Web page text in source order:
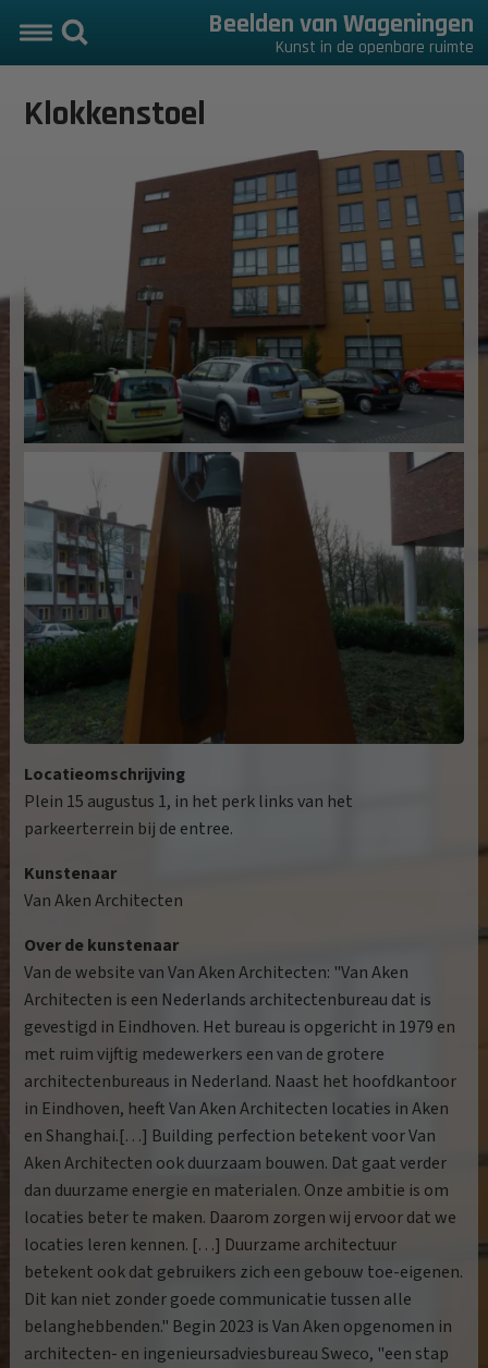
Beelden van Wageningen
Kunst in de openbare ruimte
Klokkenstoel
Locatieomschrijving
Plein 15 augustus 1, in het perk links van het
parkeerterrein bij de entree.
Kunstenaar
Van Aken Architecten
Over de kunstenaar
Van de website van Van Aken Architecten: "Van Aken
Architecten is een Nederlands architectenbureau dat is
gevestigd in Eindhoven. Het bureau is opgericht in 1979 en
met ruim vijftig medewerkers een van de grotere
architectenbureaus in Nederland. Naast het hoofdkantoor
in Eindhoven, heeft Van Aken Architecten locaties in Aken
en Shanghai.[…] Building perfection betekent voor Van
Aken Architecten ook duurzaam bouwen. Dat gaat verder
dan duurzame energie en materialen. Onze ambitie is om
locaties beter te maken. Daarom zorgen wij ervoor dat we
locaties leren kennen. […] Duurzame architectuur
betekent ook dat gebruikers zich een gebouw toe-eigenen.
Dit kan niet zonder goede communicatie tussen alle
belanghebbenden." Begin 2023 is Van Aken opgenomen in
architecten- en ingenieursadviesbureau Sweco, "een stap